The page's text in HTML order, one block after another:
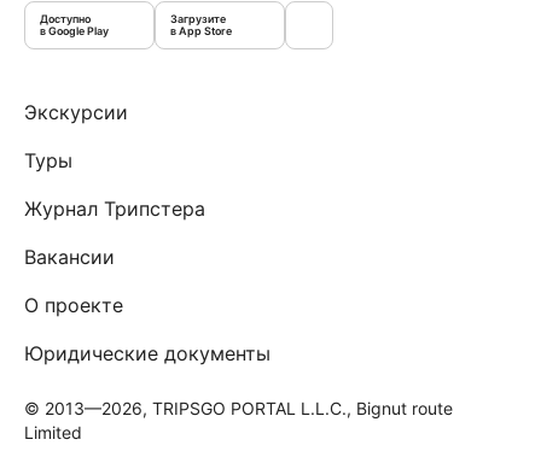
Доступно
в Google Play
Загрузите
в App Store
Экскурсии
Туры
Журнал Трипстера
Вакансии
О проекте
Юридические документы
© 2013—2026, TRIPSGO PORTAL L.L.C., Bignut route
Limited